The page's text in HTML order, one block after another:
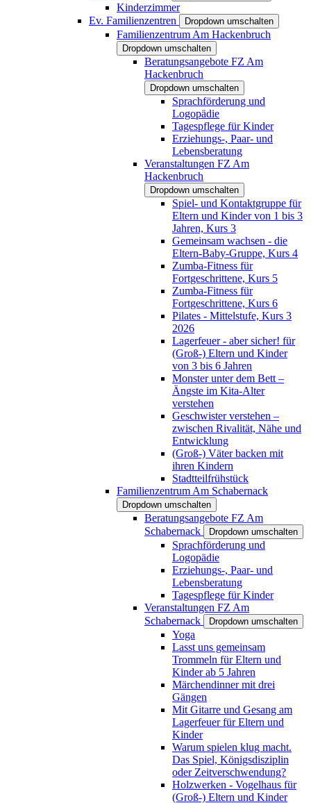
Kinderzimmer
Ev. Familienzentren
Dropdown umschalten
Familienzentrum Am Hackenbruch
Dropdown umschalten
Beratungsangebote FZ Am
Hackenbruch
Dropdown umschalten
Sprachförderung und
Logopädie
Tagespflege für Kinder
Erziehungs-, Paar- und
Lebensberatung
Veranstaltungen FZ Am
Hackenbruch
Dropdown umschalten
Spiel- und Kontaktgruppe für
Eltern und Kinder von 1 bis 3
Jahren, Kurs 3
Gemeinsam wachsen - die
Eltern-Baby-Gruppe, Kurs 4
Zumba-Fitness für
Fortgeschrittene, Kurs 5
Zumba-Fitness für
Fortgeschrittene, Kurs 6
Pilates - Mittelstufe, Kurs 3
2026
Lagerfeuer - aber sicher! für
(Groß-) Eltern und Kinder
von 3 bis 6 Jahren
Monster unter dem Bett –
Ängste im Kita-Alter
verstehen
Geschwister verstehen –
zwischen Rivalität, Nähe und
Entwicklung
(Groß-) Väter backen mit
ihren Kindern
Stadtteilfrühstück
Familienzentrum Am Schabernack
Dropdown umschalten
Beratungsangebote FZ Am
Schabernack
Dropdown umschalten
Sprachförderung und
Logopädie
Erziehungs-, Paar- und
Lebensberatung
Tagespflege für Kinder
Veranstaltungen FZ Am
Schabernack
Dropdown umschalten
Yoga
Lasst uns gemeinsam
Trommeln für Eltern und
Kinder ab 5 Jahren
Märchendinner mit drei
Gängen
Mit Gitarre und Gesang am
Lagerfeuer für Eltern und
Kinder
Warum spielen klug macht.
Das Spiel, Königsdisziplin
oder Zeitverschwendung?
Holzwerken - Vogelhaus für
(Groß-) Eltern und Kinder